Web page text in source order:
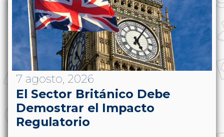
7 agosto, 2026
El Sector Británico Debe
Demostrar el Impacto
Regulatorio